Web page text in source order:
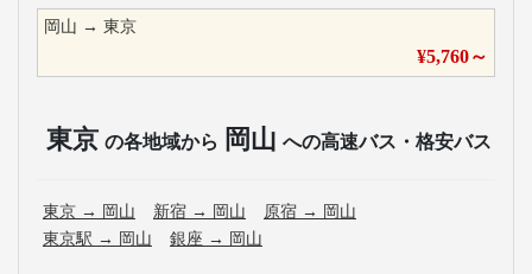
岡山 → 東京
¥5,760～
東京 の各地域から 岡山 への高速バス・格安バス
東京 → 岡山 新宿 → 岡山 原宿 →
岡山
東京駅 → 岡山 銀座 → 岡山